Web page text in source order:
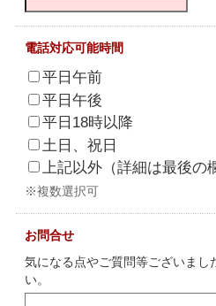
電話対応可能時間
平日午前
平日午後
平日18時以降
土日、祝日
上記以外（詳細は最後の
※複数選択可
お問合せ
気になる点やご質問等ございまし
い。